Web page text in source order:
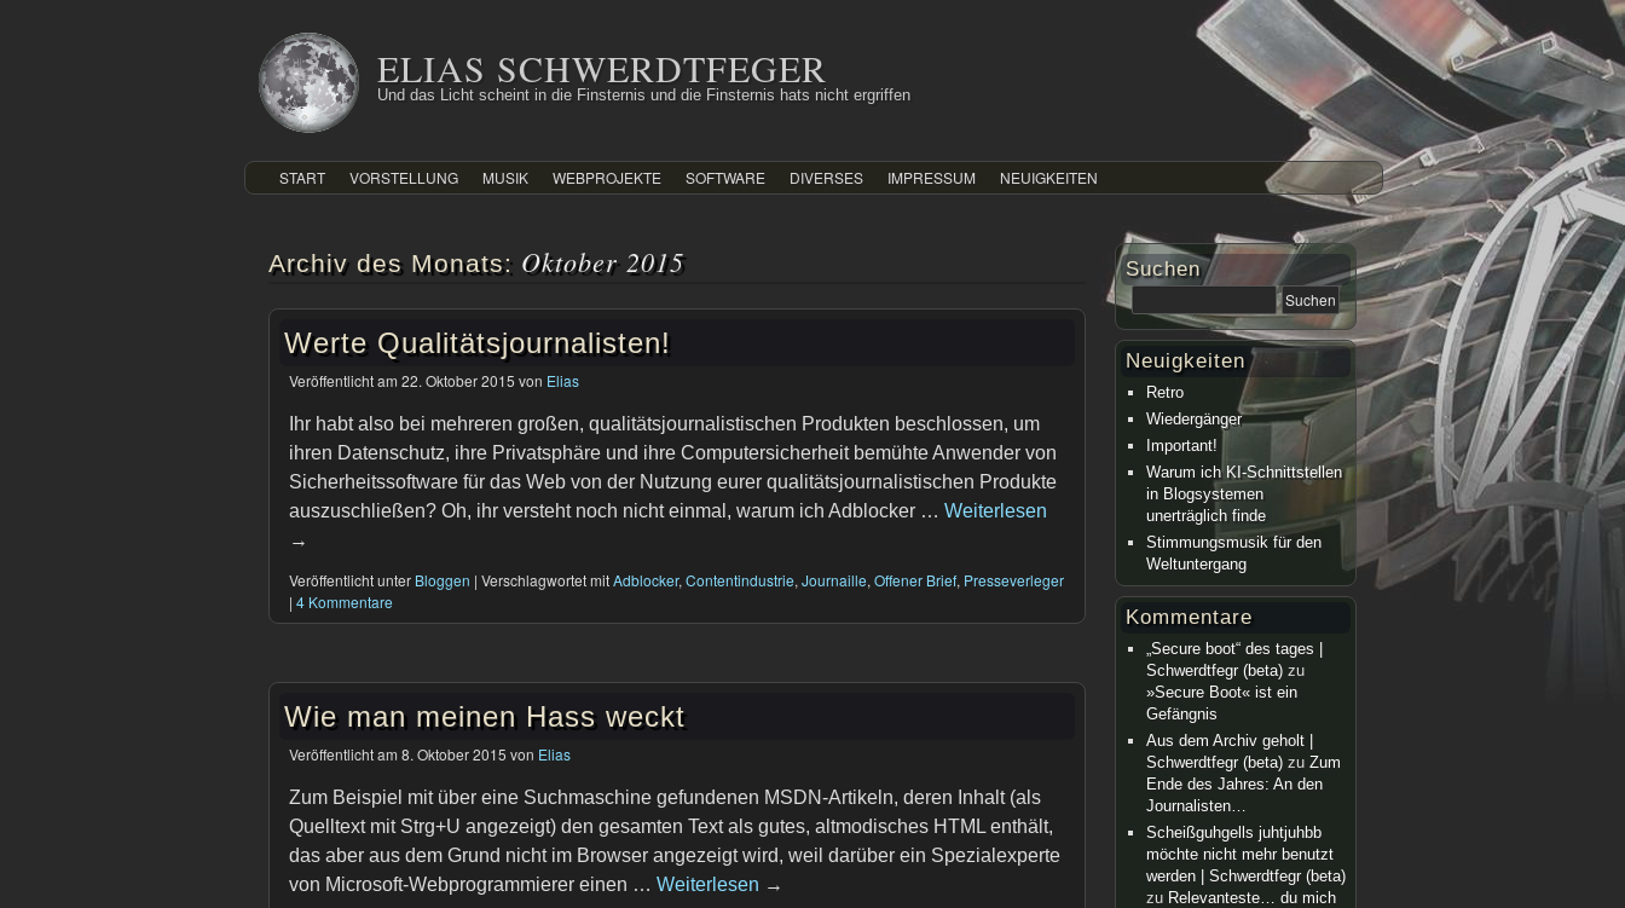
Inhalt
springen
ELIAS SCHWERDTFEGER
Und das Licht scheint in die Finsternis und die Finsternis hats nicht ergriffen
START VORSTELLUNG MUSIK WEBPROJEKTE SOFTWARE DIVERSES IMPRESSUM NEUIGKEITEN
Archiv des Monats: Oktober 2015
Werte Qualitätsjournalisten!
Veröffentlicht am 22. Oktober 2015 von Elias
Ihr habt also bei mehreren großen, qualitätsjournalistischen Produkten beschlossen, um
ihren Datenschutz, ihre Privatsphäre und ihre Computersicherheit bemühte Anwender von
Sicherheitssoftware für das Web von der Nutzung eurer qualitätsjournalistischen Produkte
auszuschließen? Oh, ihr versteht noch nicht einmal, warum ich Adblocker … Weiterlesen
→
Veröffentlicht unter Bloggen | Verschlagwortet mitAdblocker, Contentindustrie, Journaille, Offener Brief, Presseverleger
| 4 Kommentare
Wie man meinen Hass weckt
Veröffentlicht am 8. Oktober 2015 von Elias
Zum Beispiel mit über eine Suchmaschine gefundenen MSDN-Artikeln, deren Inhalt (als
Quelltext mit Strg+U angezeigt) den gesamten Text als gutes, altmodisches HTML enthält,
das aber aus dem Grund nicht im Browser angezeigt wird, weil darüber ein Spezialexperte
von Microsoft-Webprogrammierer einen … Weiterlesen →
Suchen
Neuigkeiten
Retro
Wiedergänger
Important!
Warum ich KI-Schnittstellen
in Blogsystemen
unerträglich finde
Stimmungsmusik für den
Weltuntergang
Kommentare
„Secure boot“ des tages |
Schwerdtfegr (beta)zu
»Secure Boot« ist ein
Gefängnis
Aus dem Archiv geholt |
Schwerdtfegr (beta)zu Zum
Ende des Jahres: An den
Journalisten…
Scheißguhgells juhtjuhbb
möchte nicht mehr benutzt
werden | Schwerdtfegr (beta)
zu Relevanteste… du mich